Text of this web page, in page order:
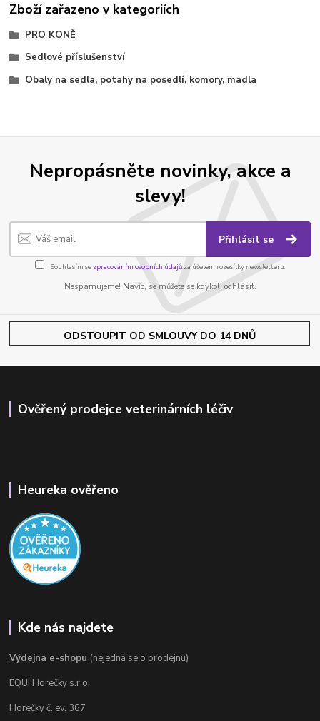
Zboží zařazeno v kategoriích
PRO KONĚ
Sedlové příslušenství
Obaly na sedla, potahy na posedlí, komory, madla
Nepropásněte novinky, akce a
slevy!
Přihlásit se
Souhlasím se zpracováním osobních údajůza účelem rozesílky newsletteru.
Nespamujeme! Navíc, se můžete se kdykoli odhlásit.
ODSTOUPIT OD SMLOUVY DO 14 DNŮ
Ověřený prodejce veterinárních léčiv
Heureka ověřeno
Kde nás najdete
Výdejna e-shopu (nejedná se o prodejnu)
EQUI Horečky s.r.o.
Horečky č. ev. 367